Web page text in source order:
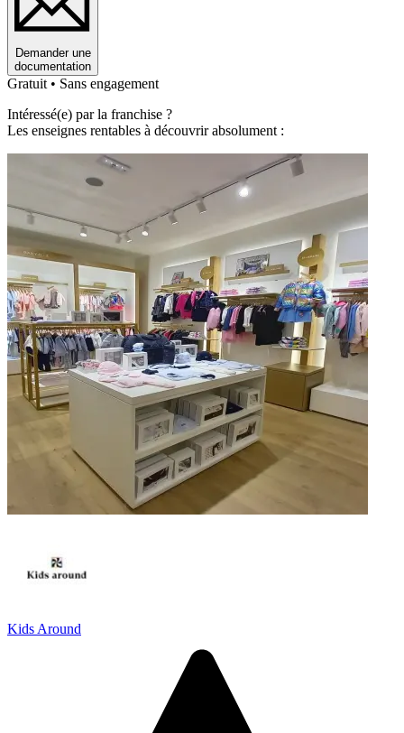
Demander une
documentation
Gratuit • Sans engagement
Intéressé(e) par la franchise ?
Les enseignes rentables à découvrir absolument :
Kids Around